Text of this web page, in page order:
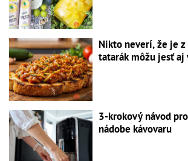
Nikto neverí, že je z
tatarák môžu jesť
3-krokový návod
nádobe kávovaru